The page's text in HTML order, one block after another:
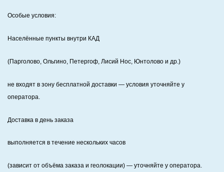
Особые условия:
Населённые пункты внутри КАД
(Парголово, Ольгино, Петергоф, Лисий Нос, Юнтолово и др.)
не входят в зону бесплатной доставки — условия уточняйте у
оператора.
Доставка в день заказа
выполняется в течение нескольких часов
(зависит от объёма заказа и геолокации) — уточняйте у оператора.